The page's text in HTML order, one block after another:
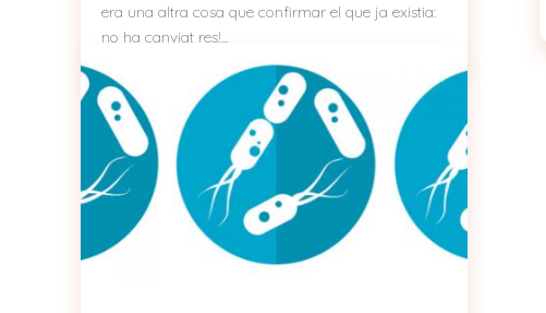
era una altra cosa que confirmar el que ja existia:
no ha canviat res!...